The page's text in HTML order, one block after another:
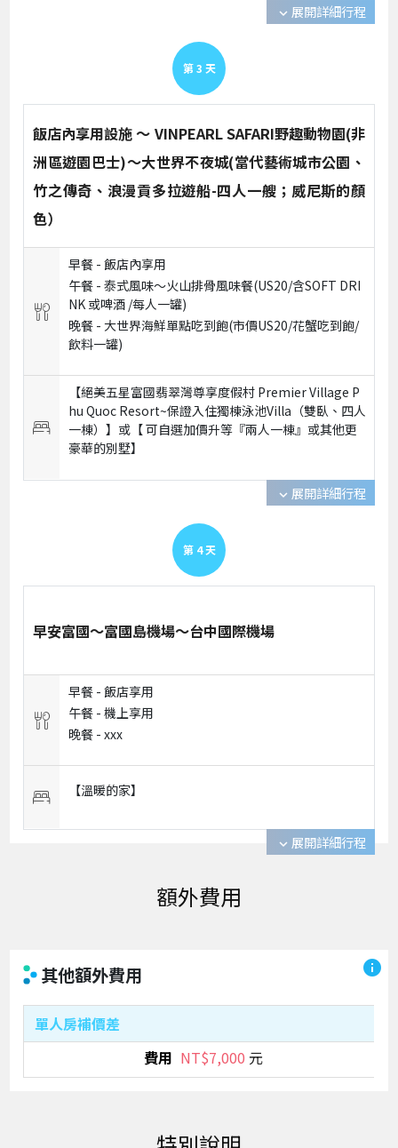
expand_more 展開詳細行程
第 3 天
飯店內享用設施 ～ VINPEARL SAFARI野趣動物園(非
洲區遊園巴士)～大世界不夜城(當代藝術城市公園、
竹之傳奇、浪漫貢多拉遊船-四人一艘；威尼斯的顏
色）
早餐 -飯店內享用
午餐 -泰式風味～火山排骨風味餐(US20/含SOFT DRI
NK 或啤酒 /每人一罐)
晚餐 -大世界海鮮單點吃到飽(市價US20/花蟹吃到飽/
飲料一罐)
【絕美五星富國翡翠灣尊享度假村 Premier Village P
hu Quoc Resort~保證入住獨棟泳池Villa（雙臥、四人
一棟）】或【 可自選加價升等『兩人一棟』或其他更
豪華的別墅】
expand_more 展開詳細行程
第 4 天
早安富國～富國島機場～台中國際機場
早餐 -飯店享用
午餐 -機上享用
晚餐 -xxx
【溫暖的家】
expand_more 展開詳細行程
其他額外費用
單人房補價差
NT$7,000 元
info